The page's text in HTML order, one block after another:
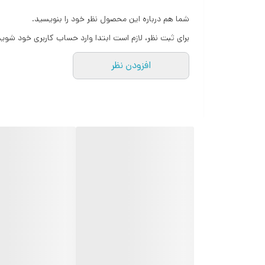
شما هم درباره این محصول نظر خود را بنویسید.
برای ثبت نظر، لازم است ابتدا وارد حساب کاربری خود
افزودن نظر